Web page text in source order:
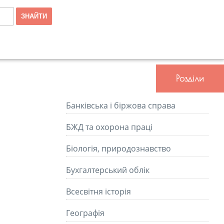
Розділи
Банківська і біржова справа
БЖД та охорона праці
Біологія, природознавство
Бухгалтерський облік
Всесвітня історія
Географія